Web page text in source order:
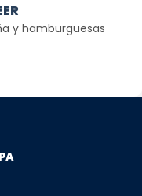
y hamburguesas